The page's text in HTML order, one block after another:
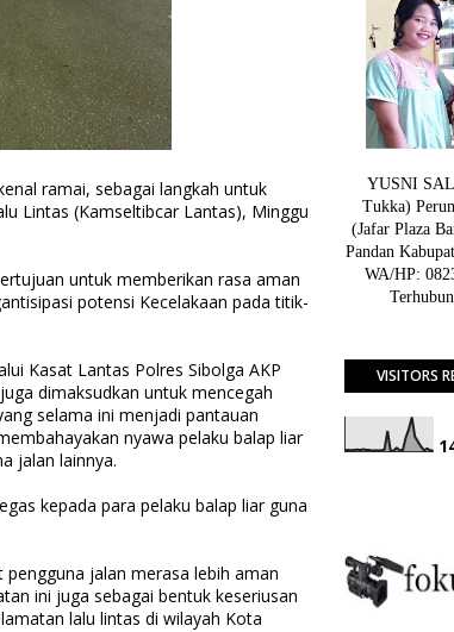
ramai, sebagai langkah untuk
Lintas (Kamseltibcar Lantas), Minggu
untuk memberikan rasa aman
potensi Kecelakaan pada titik-
Kasat Lantas Polres Sibolga AKP
dimaksudkan untuk mencegah
selama ini menjadi pantauan
nyawa pelaku balap liar
jalan lainnya.
kepada para pelaku balap liar guna
jalan merasa lebih aman
ini juga sebagai bentuk keseriusan
lalu lintas di wilayah Kota
YUSNI
Tukka)
(Jafar Plaza
Pandan
WA/HP:
VISITORS
1